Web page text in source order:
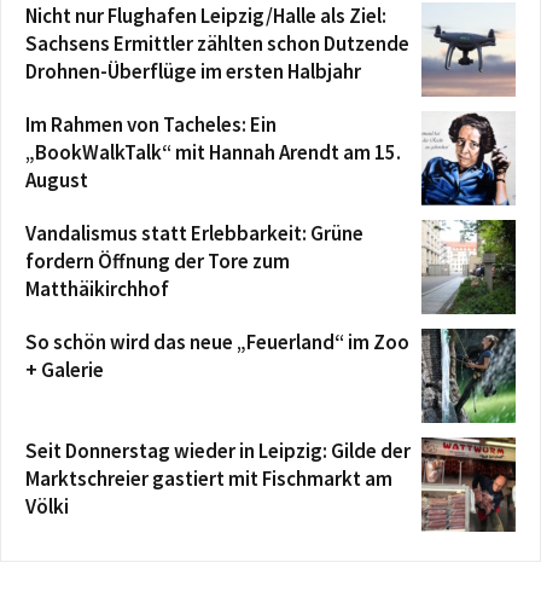
Nicht nur Flughafen Leipzig/Halle als Ziel:
Sachsens Ermittler zählten schon Dutzende
Drohnen-Überflüge im ersten Halbjahr
Im Rahmen von Tacheles: Ein
„BookWalkTalk“ mit Hannah Arendt am 15.
August
Vandalismus statt Erlebbarkeit: Grüne
fordern Öffnung der Tore zum
Matthäikirchhof
So schön wird das neue „Feuerland“ im Zoo
+ Galerie
Seit Donnerstag wieder in Leipzig: Gilde der
Marktschreier gastiert mit Fischmarkt am
Völki